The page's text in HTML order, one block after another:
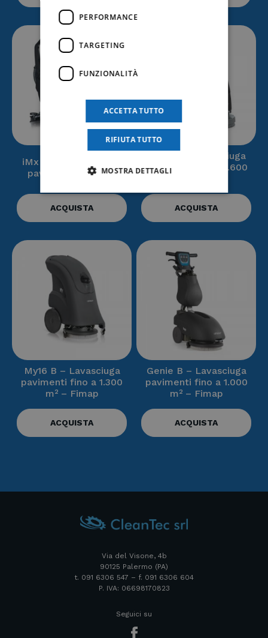
iMx B/Bt- Lavasciuga
pavimenti – FIMAP
ACQUISTA
My50 B – Lavasciuga
pavimenti fino a 1.600
ACQUISTA
My16 B – Lavasciuga
pavimenti fino a 1.300
m² – Fimap
ACQUISTA
Genie B – Lavasciuga
pavimenti fino a 1.000
m² – Fimap
ACQUISTA
Via del Visone, 4b
90125 Palermo (PA)
t. 091 6306 547 – f. 091 6306 604
P. IVA: 06698170823
Seguici su
PERFORMANCE
TARGETING
FUNZIONALITÀ
ACCETTA TUTTO
RIFIUTA TUTTO
MOSTRA DETTAGLI